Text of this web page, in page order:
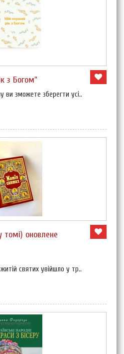
з Богом"
ви зможете зберегти усі..
томі) оновлене
святих увійшло у тр..